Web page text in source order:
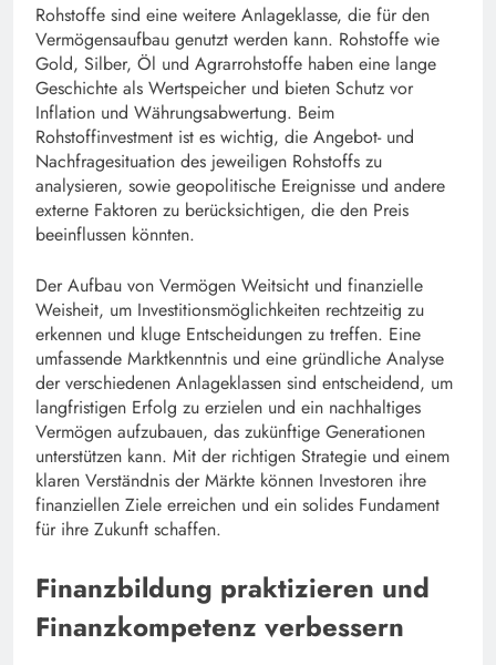
Rohstoffe sind eine weitere Anlageklasse, die für den
Vermögensaufbau genutzt werden kann. Rohstoffe wie
Gold, Silber, Öl und Agrarrohstoffe haben eine lange
Geschichte als Wertspeicher und bieten Schutz vor
Inflation und Währungsabwertung. Beim
Rohstoffinvestment ist es wichtig, die Angebot- und
Nachfragesituation des jeweiligen Rohstoffs zu
analysieren, sowie geopolitische Ereignisse und andere
externe Faktoren zu berücksichtigen, die den Preis
beeinflussen könnten.
Der Aufbau von Vermögen Weitsicht und finanzielle
Weisheit, um Investitionsmöglichkeiten rechtzeitig zu
erkennen und kluge Entscheidungen zu treffen. Eine
umfassende Marktkenntnis und eine gründliche Analyse
der verschiedenen Anlageklassen sind entscheidend, um
langfristigen Erfolg zu erzielen und ein nachhaltiges
Vermögen aufzubauen, das zukünftige Generationen
unterstützen kann. Mit der richtigen Strategie und einem
klaren Verständnis der Märkte können Investoren ihre
finanziellen Ziele erreichen und ein solides Fundament
für ihre Zukunft schaffen.
Finanzbildung praktizieren und
Finanzkompetenz verbessern